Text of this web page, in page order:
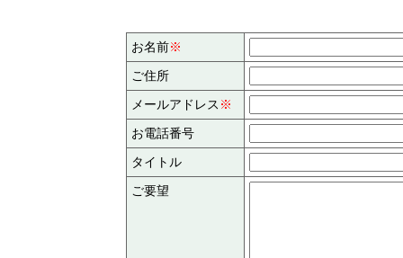
お名前※
ご住所
メールアドレス ※
お電話番号
タイトル
ご要望